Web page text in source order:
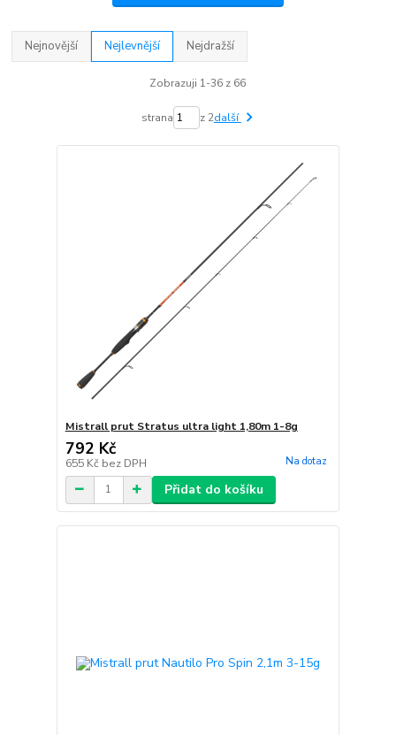
Nejnovější Nejlevnější Nejdražší
Zobrazuji 1-36 z 66
strana z 2další
Mistrall prut Stratus ultra light 1,80m 1-8g
792 Kč
655 Kč bez DPH Na dotaz
Přidat do košíku